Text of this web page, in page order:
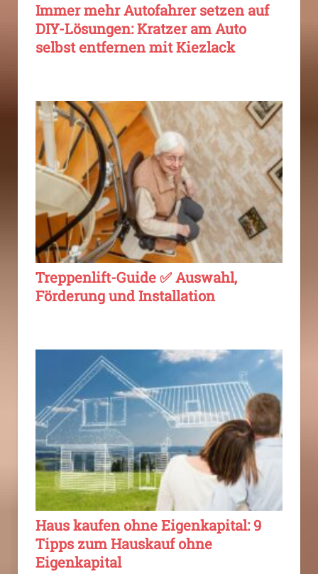
Immer mehr Autofahrer setzen auf
DIY-Lösungen: Kratzer am Auto
selbst entfernen mit Kiezlack
Treppenlift-Guide ✅ Auswahl,
Förderung und Installation
Haus kaufen ohne Eigenkapital: 9
Tipps zum Hauskauf ohne
Eigenkapital